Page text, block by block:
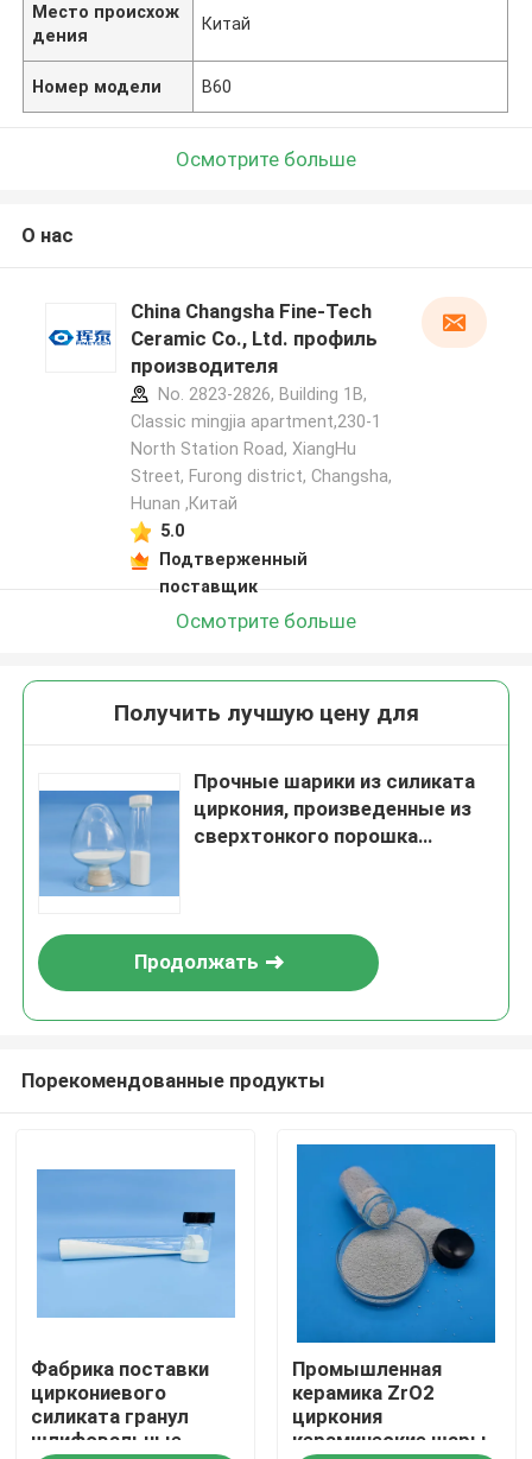
Продукция
О Компании
Место происхож
дения
Китай
Номер модели B60
Осмотрите больше
О нас
China Changsha Fine-Tech
Ceramic Co., Ltd. профиль
производителя
No. 2823-2826, Building 1B,
Classic mingjia apartment,230-1
North Station Road, XiangHu
Street, Furong district, Changsha,
Hunan ,Китай
5.0
Подтверженный
поставщик
Осмотрите больше
Получить лучшую цену для
Прочные шарики из силиката
циркония, произведенные из
сверхтонкого порошка
матовой поверхности 125-250
мкм B60
Продолжать
Порекомендованные продукты
Фабрика поставки
циркониевого
силиката гранул
шлифовальные
Промышленная
керамика ZrO2
циркония
керамические шары